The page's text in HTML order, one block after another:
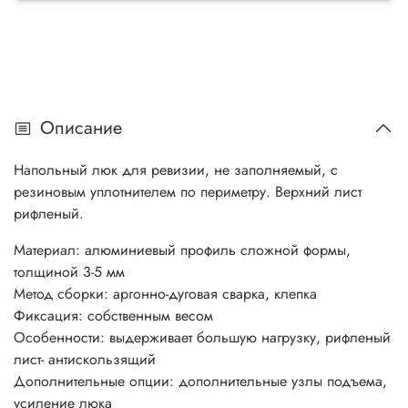
Описание
Напольный люк для ревизии, не заполняемый, с
резиновым уплотнителем по периметру. Верхний лист
рифленый.
Материал: алюминиевый профиль сложной формы,
толщиной 3-5 мм
Метод сборки: аргонно-дуговая сварка, клепка
Фиксация: собственным весом
Особенности: выдерживает большую нагрузку, рифленый
лист- антискользящий
Дополнительные опции: дополнительные узлы подъема,
усиление люка